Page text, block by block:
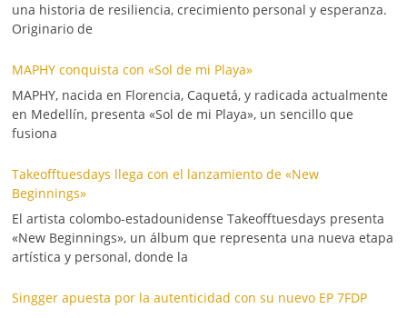
una historia de resiliencia, crecimiento personal y esperanza.
Originario de
MAPHY conquista con «Sol de mi Playa»
MAPHY, nacida en Florencia, Caquetá, y radicada actualmente
en Medellín, presenta «Sol de mi Playa», un sencillo que
fusiona
Takeofftuesdays llega con el lanzamiento de «New
Beginnings»
El artista colombo-estadounidense Takeofftuesdays presenta
«New Beginnings», un álbum que representa una nueva etapa
artística y personal, donde la
Singger apuesta por la autenticidad con su nuevo EP 7FDP